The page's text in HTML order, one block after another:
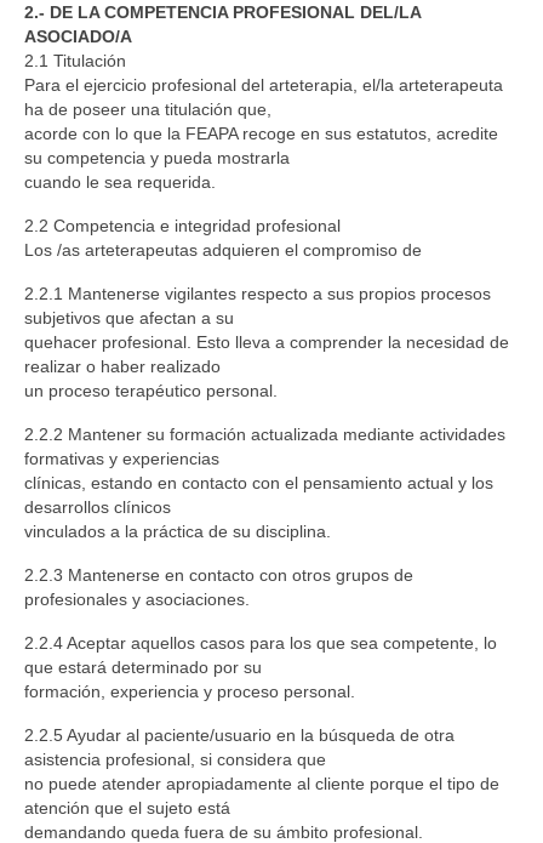
2.- DE LA COMPETENCIA PROFESIONAL DEL/LA
ASOCIADO/A
2.1 Titulación
Para el ejercicio profesional del arteterapia, el/la arteterapeuta
ha de poseer una titulación que,
acorde con lo que la FEAPA recoge en sus estatutos, acredite
su competencia y pueda mostrarla
cuando le sea requerida.
2.2 Competencia e integridad profesional
Los /as arteterapeutas adquieren el compromiso de
2.2.1 Mantenerse vigilantes respecto a sus propios procesos
subjetivos que afectan a su
quehacer profesional. Esto lleva a comprender la necesidad de
realizar o haber realizado
un proceso terapéutico personal.
2.2.2 Mantener su formación actualizada mediante actividades
formativas y experiencias
clínicas, estando en contacto con el pensamiento actual y los
desarrollos clínicos
vinculados a la práctica de su disciplina.
2.2.3 Mantenerse en contacto con otros grupos de
profesionales y asociaciones.
2.2.4 Aceptar aquellos casos para los que sea competente, lo
que estará determinado por su
formación, experiencia y proceso personal.
2.2.5 Ayudar al paciente/usuario en la búsqueda de otra
asistencia profesional, si considera que
no puede atender apropiadamente al cliente porque el tipo de
atención que el sujeto está
demandando queda fuera de su ámbito profesional.